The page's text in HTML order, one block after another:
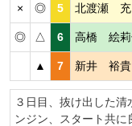
× ◎ 5 北渡瀬 充
◎ △ 6 高橋 絵莉
▲ 7 新井 裕貴
３日目、抜け出した
ンジン、スタート共に